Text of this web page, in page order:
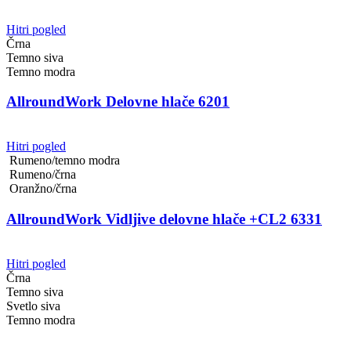
Hitri pogled
Črna
Temno siva
Temno modra
AllroundWork Delovne hlače 6201
Hitri pogled
Rumeno/temno modra
Rumeno/črna
Oranžno/črna
AllroundWork Vidljive delovne hlače +CL2 6331
Hitri pogled
Črna
Temno siva
Svetlo siva
Temno modra